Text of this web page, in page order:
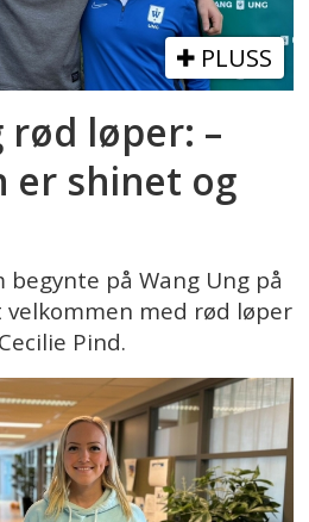
PLUSS
rød løper: –
er shinet og
begynte på Wang Ung på
velkommen med rød løper
Pind.